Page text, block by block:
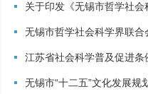
关于印发《无锡市哲学社
无锡市哲学社会科学界联
江苏省社会科学普及促进条
无锡市“十二五”文化发展规